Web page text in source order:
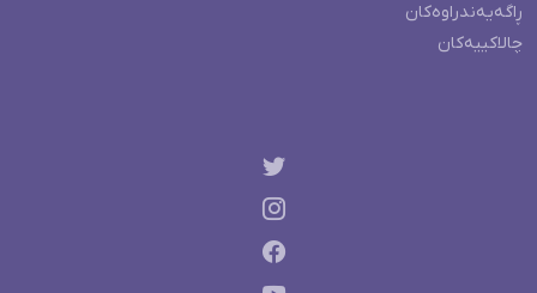
ڕاگەیەندراوەکان
چالاکییەکان